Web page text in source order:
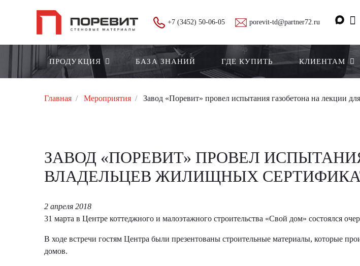
+7 (3452) 50-06-05 porevit-td@partner72.ru
ПРОДУКЦИЯ БАЗА ЗНАНИЙ ГДЕ КУПИТЬ КЛИЕНТАМ
Главная Мероприятия Завод «Поревит» провел испытания газобетона на лекции
ЗАВОД «ПОРЕВИТ» ПРОВЕЛ
ВЛАДЕЛЬЦЕВ ЖИЛИЩНЫХ
2 апреля 2018
31 марта в Центре коттеджного и малоэтажного строительства «Свой дом» состоялся
В ходе встречи гостям Центра были презентованы строительные материалы, которые
домов.